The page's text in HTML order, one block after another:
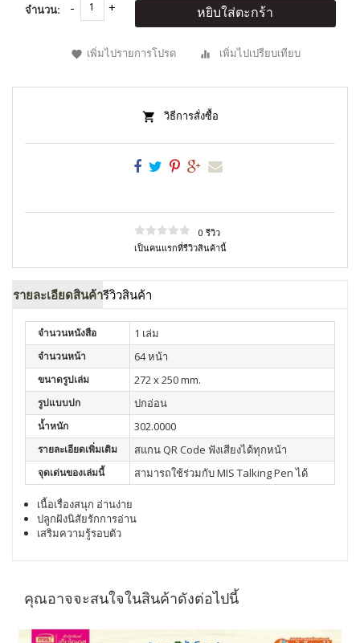
จำนวน: หยิบใส่ตะกร้า
เพิ่มไปรายการโปรด เพิ่มไปเปรียบเทียบ
วิธีการสั่งซื้อ
0 รีวิว
เป็นคนแรกที่รีวิวสินค้านี้
รายละเอียดสินค้ารีวิวสินค้า
จำนวนหนังสือ 1 เล่ม
จำนวนหน้า 64 หน้า
ขนาดรูปเล่ม 272 x 250 mm.
รูปแบบปก ปกอ่อน
น้ำหนัก 302.0000
รายละเอียดเพิ่มเติม สแกน QR Code ฟังเสียงได้ทุกหน้า
จุดเด่นของเล่มนี้ สามารถใช้ร่วมกับ MIS Talking Pen ได้
เนื้อเรื่องสนุก อ่านง่าย
ปลูกฝังนิสัยรักการอ่าน
เสริมความรู้รอบตัว
คุณอาจจะสนใจในสินค้าดังต่อไปนี้